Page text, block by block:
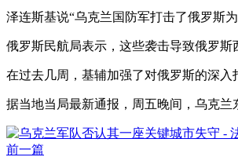
泽连斯基说“乌克兰国防军打击了俄罗斯
俄罗斯民航局表示，这些袭击导致俄罗斯
在过去几周，基辅加强了对俄罗斯的深
据当地当局最新通报，周五晚间，乌克兰
前一篇